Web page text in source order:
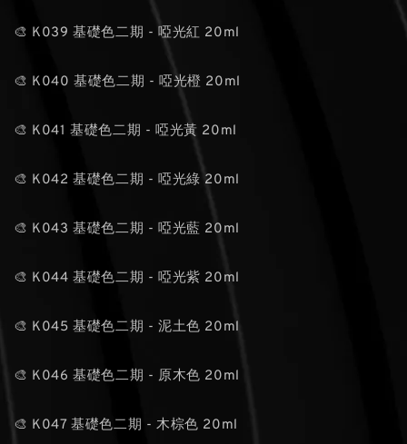
🎨 K039 基礎色二期 - 啞光紅 20ml
🎨 K040 基礎色二期 - 啞光橙 20ml
🎨 K041 基礎色二期 - 啞光黃 20ml
🎨 K042 基礎色二期 - 啞光綠 20ml
🎨 K043 基礎色二期 - 啞光藍 20ml
🎨 K044 基礎色二期 - 啞光紫 20ml
🎨 K045 基礎色二期 - 泥土色 20ml
🎨 K046 基礎色二期 - 原木色 20ml
🎨 K047 基礎色二期 - 木棕色 20ml